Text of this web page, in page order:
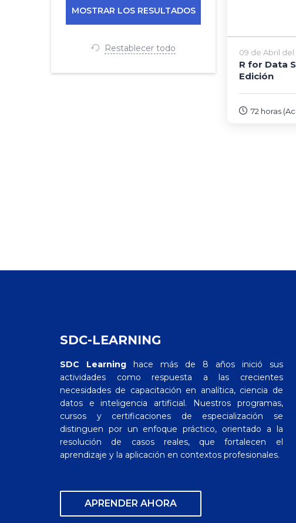
Restablecer todo 09 de Abril del
R for Data
Edición
72 horas
SDC-LEARNING
SDC Learninghace más de 8 años inició sus
actividades como respuesta a las crecientes
necesidades de capacitación en analítica, ciencia de
datos e inteligencia artificial. Nuestros programas,
cursos y certificaciones de especialización se
distinguen por un enfoque práctico, orientado a la
resolución de casos reales, que fortalecen el
aprendizaje y la aplicación en contextos profesionales.
APRENDER AHORA